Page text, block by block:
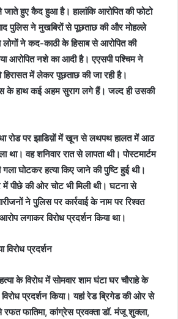
जाते हुए कैद हुआ है। हालांकि आरोपित की फोटो
पुलिस ने मुखबिरों से पूछताछ की और मोहल्ले
लोगों ने कद-काठी के हिसाब से आरोपित की
आरोपित नशे का आदी है। एएसपी पश्चिम ने
हिरासत में लेकर पूछताछ की जा रही है।
के हाथ कई अहम सुराग लगे हैं। जल्द ही उसकी
रोड पर झाडिय़ों में खून से लथपथ हालत में आठ
था। वह शनिवार रात से लापता थी। पोस्टमार्टम
गला घोटकर हत्या किए जाने की पुष्टि हुई थी।
पीछे की ओर चोट भी मिली थी। घटना से
ने पुलिस पर कार्रवाई के नाम पर रिश्वत
लगाकर विरोध प्रदर्शन किया था।
विरोध प्रदर्शन
के विरोध में सोमवार शाम घंटा घर चौराहे के
प्रदर्शन किया। यहां रेड ब्रिगेड की ओर से
फातिमा, कांग्रेस प्रवक्ता डॉ. मंजू शुक्ला,